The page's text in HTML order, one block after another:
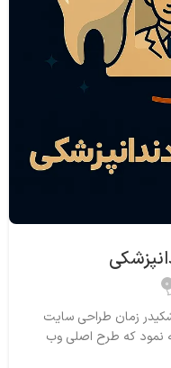
0
زمان طراحی سایت
نمود که طرح اصلی وب